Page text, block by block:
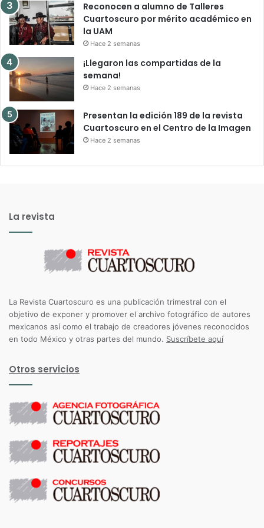
Reconocen a alumno de Talleres
Cuartoscuro por mérito académico en
la UAM
Hace 2 semanas
¡Llegaron las compartidas de la
semana!
Hace 2 semanas
Presentan la edición 189 de la revista
Cuartoscuro en el Centro de la Imagen
Hace 2 semanas
La revista
La Revista Cuartoscuro es una publicación trimestral con el
objetivo de exponer y promover el archivo fotográfico de autores
mexicanos así como el trabajo de creadores jóvenes reconocidos
en todo México y otras partes del mundo. Suscríbete aquí
Otros servicios